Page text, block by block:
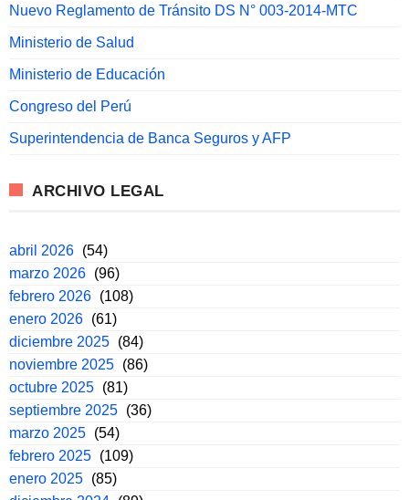
Nuevo Reglamento de Tránsito DS N° 003-2014-MTC
Ministerio de Salud
Ministerio de Educación
Congreso del Perú
Superintendencia de Banca Seguros y AFP
ARCHIVO LEGAL
abril 2026 (54)
marzo 2026 (96)
febrero 2026 (108)
enero 2026 (61)
diciembre 2025 (84)
noviembre 2025 (86)
octubre 2025 (81)
septiembre 2025 (36)
marzo 2025 (54)
febrero 2025 (109)
enero 2025 (85)